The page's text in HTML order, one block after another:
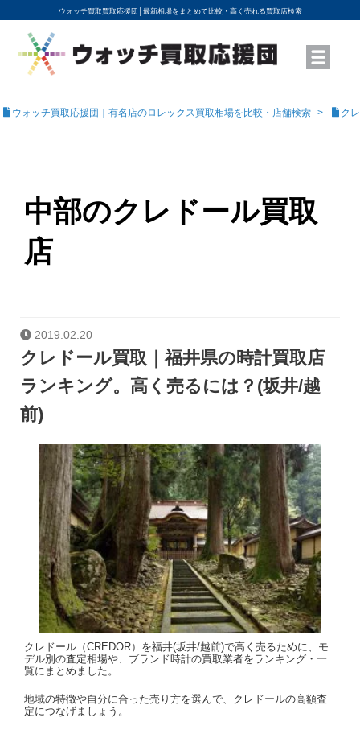
ウォッチ買取買取応援団│ 最新相場をまとめて比較・高く売れる買取店検索
YouTubeで動画を公開中
ROLEXモデル名から買取相場を調べる
高級時計ブランド名から買取相場を調べる
地域から買取店を探す
店舗名から買取店を探す
ブランド時計を高く売る方法
買取査定を依頼する
ウォッチ買取応援団｜有名店のロレックス買取相場を比較・店舗検索 ク
中部のクレドール買取
店
2019.02.20
クレドール買取｜福井県の時計買取店
ランキング。高く売るには？(坂井/越
前)
クレドール（CREDOR）を福井(坂井/越前)で高く売るために、モ
デル別の査定相場や、ブランド時計の買取業者をランキング・一
覧にまとめました。
地域の特徴や自分に合った売り方を選んで、クレドールの高額査
定につなげましょう。